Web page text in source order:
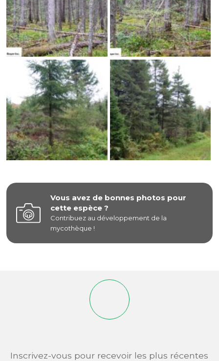
Vous avez de bonnes photos pour
cette espèce ?
Contribuez au développement de la
mycothèque !
Inscrivez-vous pour recevoir les plus récentes